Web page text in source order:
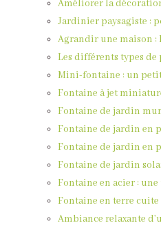
Améliorer la
Jardinier paysagiste :
Agrandir une maison :
Les différents types
Mini-fontaine : un
Fontaine à jet
Fontaine de jardin
Fontaine de jardin en
Fontaine de jardin en
Fontaine de jardin
Fontaine en acier :
Fontaine en terre
Ambiance relaxante